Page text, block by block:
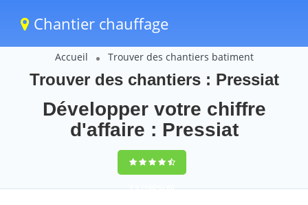
Chantier chauffage
Accueil Trouver des chantiers batiment
Trouver des chantiers : Pressiat
Développer votre chiffre
d'affaire : Pressiat
9,5(100%)60